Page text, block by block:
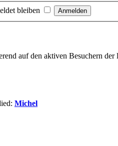
bleiben
auf den aktiven Besuchern
Michel